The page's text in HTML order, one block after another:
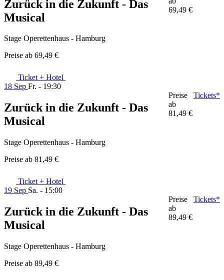
Zurück in die Zukunft - Das
Musical
Stage Operettenhaus - Hamburg
Preise ab 69,49 €
69,49 €
Ticket + Hotel
18 Sep Fr. - 19:30
Zurück in die Zukunft - Das
Musical
Stage Operettenhaus - Hamburg
Preise ab 81,49 €
Preise
ab
81,49 €
Tickets*
Ticket + Hotel
19 Sep Sa. - 15:00
Zurück in die Zukunft - Das
Musical
Stage Operettenhaus - Hamburg
Preise ab 89,49 €
Preise
ab
89,49 €
Tickets*